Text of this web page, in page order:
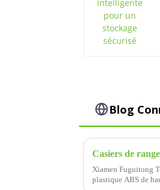
Blog
Xiamen Fuguitong
plastique ABS de